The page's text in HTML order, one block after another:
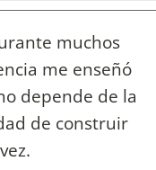
muchos
me enseñó
depende de la
de construir